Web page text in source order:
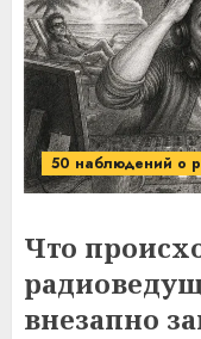
50 наблюдений о
Что
внезапно